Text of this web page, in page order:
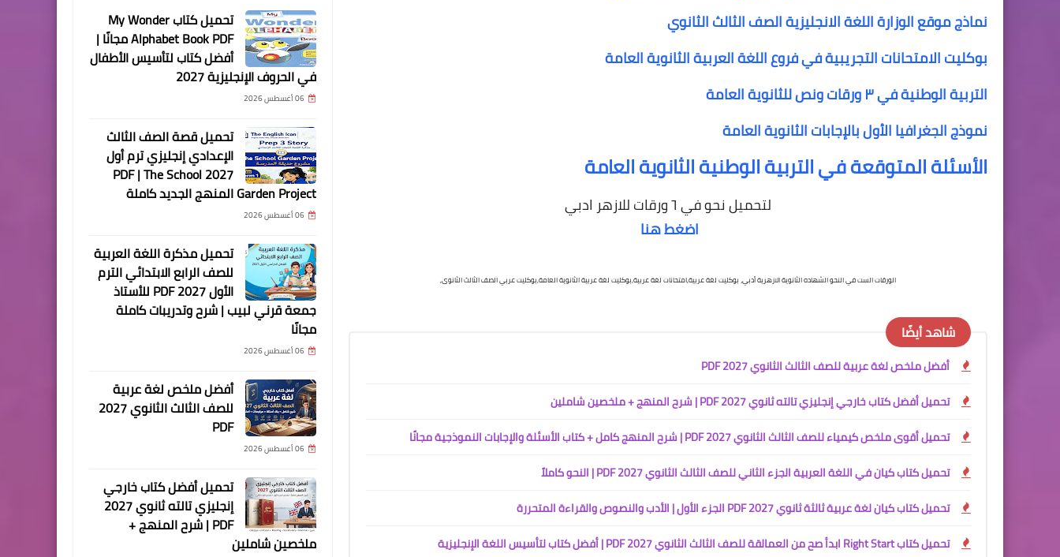
نماذج موقع الوزارة اللغة الانجليزية الصف الثالث الثانوي
بوكليت الامتحانات التجريبية في فروع اللغة العربية الثانوية العامة
التربية الوطنية في ٣ ورقات ونص للثانوية العامة
نموذج الجغرافيا الأول بالإجابات الثانوية العامة
الأسئلة المتوقعة في التربية الوطنية الثانوية العامة
لتحميل نحو في ٦ ورقات للازهر ادبي
اضغط هنا
الورقات الست في النحو الشهاده الثانوية الازهرية أدبي، بوكليت لغة عربية,امتحانات لغة عربية,بوكليت لغة عربية الثانوية العامة,بوكليت عربي الصف الثالث الثانوى,
شاهد أيضًا
أفضل ملخص لغة عربية للصف الثالث الثانوي 2027 PDF
تحميل أفضل كتاب خارجي إنجليزي تالته ثانوي 2027 PDF | شرح المنهج + ملخصين شاملين
تحميل أقوى ملخص كيمياء للصف الثالث الثانوي 2027 PDF | شرح المنهج كامل + كتاب الأسئلة والإجابات النموذجية مجانًا
تحميل كتاب كيان في اللغة العربية الجزء الثاني للصف الثالث الثانوي 2027 PDF | النحو كاملاً
تحميل كتاب كيان لغة عربية ثالثة ثانوي 2027 PDF الجزء الأول | الأدب والنصوص والقراءة المتحررة
تحميل كتاب Right Start ابدأ صح من العمالقة للصف الثالث الثانوي 2027 PDF | أفضل كتاب لتأسيس اللغة الإنجليزية
تحميل كتاب My Wonder
Alphabet Book PDF مجانًا |
أفضل كتاب لتأسيس الأطفال
في الحروف الإنجليزية 2027
06 أغسطس 2026
تحميل قصة الصف الثالث
الإعدادي إنجليزي ترم أول
2027 PDF | The School
Garden Project المنهج الجديد كاملة
06 أغسطس 2026
تحميل مذكرة اللغة العربية
للصف الرابع الابتدائي الترم
الأول 2027 PDF للأستاذ
جمعة قرني لبيب | شرح وتدريبات كاملة
مجانًا
06 أغسطس 2026
أفضل ملخص لغة عربية
للصف الثالث الثانوي 2027
PDF
06 أغسطس 2026
تحميل أفضل كتاب خارجي
إنجليزي تالته ثانوي 2027
PDF | شرح المنهج +
ملخصين شاملين